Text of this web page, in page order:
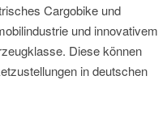
Cargobike und
und innovativem
Diese können
in deutschen